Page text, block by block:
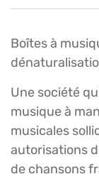
Boîtes à
Une société
musique à
musicales
autorisations
de chansons